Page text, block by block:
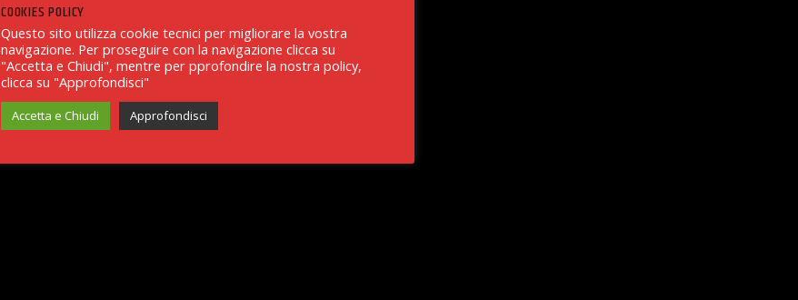
COOKIES POLICY
Questo sito utilizza cookie tecnici per migliorare la vostra
navigazione. Per proseguire con la navigazione clicca su
"Accetta e Chiudi", mentre per pprofondire la nostra policy,
clicca su "Approfondisci"
Accetta e Chiudi Approfondisci